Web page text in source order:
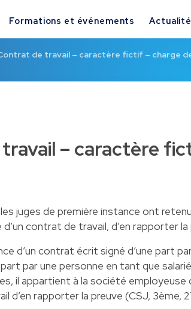
Formations et événements
de travail – caractère fictif – charge
– caractère
juges de première instance ont
contrat de travail, d’en rapporter la
d’un contrat écrit signé d’une part
par une personne en tant que
il appartient à la société
d’en rapporter la preuve (CSJ, 3ème,